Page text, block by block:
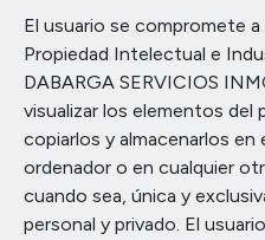
El usuario se compromete
Propiedad Intelectual e
DABARGA SERVICIOS
visualizar los elementos del
copiarlos y almacenarlos en
ordenador o en cualquier
cuando sea, única y
personal y privado. El